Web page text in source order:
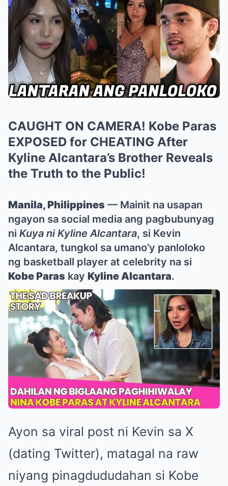
CAUGHT ON CAMERA! Kobe Paras
EXPOSED for CHEATING After
Kyline Alcantara’s Brother Reveals
the Truth to the Public!
Manila, Philippines — Mainit na usapan
ngayon sa social media ang pagbubunyag
ni Kuya ni Kyline Alcantara, si Kevin
Alcantara, tungkol sa umano’y panloloko
ng basketball player at celebrity na si
Kobe Paras kay Kyline Alcantara.
Ayon sa viral post ni Kevin sa X
(dating Twitter), matagal na raw
niyang pinagdududahan si Kobe